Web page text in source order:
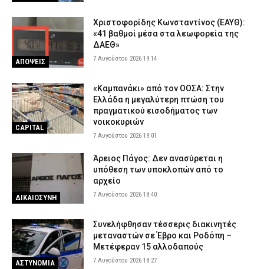
ΑΠΟΨΕΙΣ
Χριστοφορίδης Κωνσταντίνος (ΕΑΥΘ):
«41 βαθμοί μέσα στα λεωφορεία της
ΔΑΕΘ»
7 Αυγούστου 2026 19:14
CAPITAL
«Καμπανάκι» από τον ΟΟΣΑ: Στην
Ελλάδα η μεγαλύτερη πτώση του
πραγματικού εισοδήματος των
νοικοκυριών
7 Αυγούστου 2026 19:01
ΔΙΚΑΙΟΣΥΝΗ
Άρειος Πάγος: Δεν ανασύρεται η
υπόθεση των υποκλοπών από το
αρχείο
7 Αυγούστου 2026 18:40
ΑΣΤΥΝΟΜΙΑ
Συνελήφθησαν τέσσερις διακινητές
μεταναστών σε Έβρο και Ροδόπη –
Μετέφεραν 15 αλλοδαπούς
7 Αυγούστου 2026 18:27